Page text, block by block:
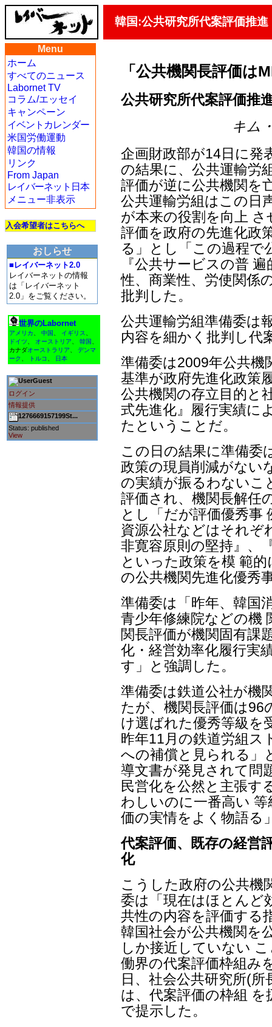
韓国:公共研究所代案評価推進
Menu
ホーム
すべてのニュース
Labornet TV
コラム/エッセイ
キャンペーン
イベントカレンダー
米国労働運動
韓国の情報
リンク
From Japan
レイバーネット日本
メニュー非表示
入会希望者はこちらへ
おしらせ
■レイバーネット2.0
レイバーネットの情報
は「レイバーネット
2.0」をご覧ください。
世界のLabornet
アメリカ 中国 イギリス
ドイツ
オーストリア 韓国
カナダオーストラリア
デンマ
ーク
トルコ 日本
Guest
ログイン
情報提供
1276669157199St...
Status: published
View
「公共機関長評価は
公共研究所代案評価推
キム
企画財政部が14日に発
の結果に、公共運輸労
評価が逆に公共機関を
公共運輸労組はこの日
が本来の役割を向上
評価を政府の先進化政
る」とし「この過程で
『公共サービスの普
性、商業性、労使関係
批判した。
公共運輸労組準備委は
内容を細かく批判し代
準備委は2009年公共機
基準が政府先進化政策
公共機関の存立目的と
式先進化』履行実績に
たということだ。
この日の結果に準備委
政策の現員削減がない
の実績が振るわないこ
評価され、機関長解任
とし「だが評価優秀事
資源公社などはそれぞ
非寛容原則の堅持』、
といった政策を模 範
の公共機関先進化優秀
準備委は「昨年、韓国
青少年修練院などの機
関長評価が機関固有課
化・経営効率化履行実
す」と強調した。
準備委は鉄道公社が機
たが、機関長評価は96
け選ばれた優秀等級を
昨年11月の鉄道労組ス
への補償と見られる」
導文書が発見されて問
民営化を公然と主張す
わしいのに一番高い
価の実情をよく物語る
代案評価、既存の経営
化
こうした政府の公共機
委は「現在はほとんど
共性の内容を評価する
韓国社会が公共機関を
しか接近していない
働界の代案評価枠組み
日、社会公共研究所(
は、代案評価の枠組
で提示した。